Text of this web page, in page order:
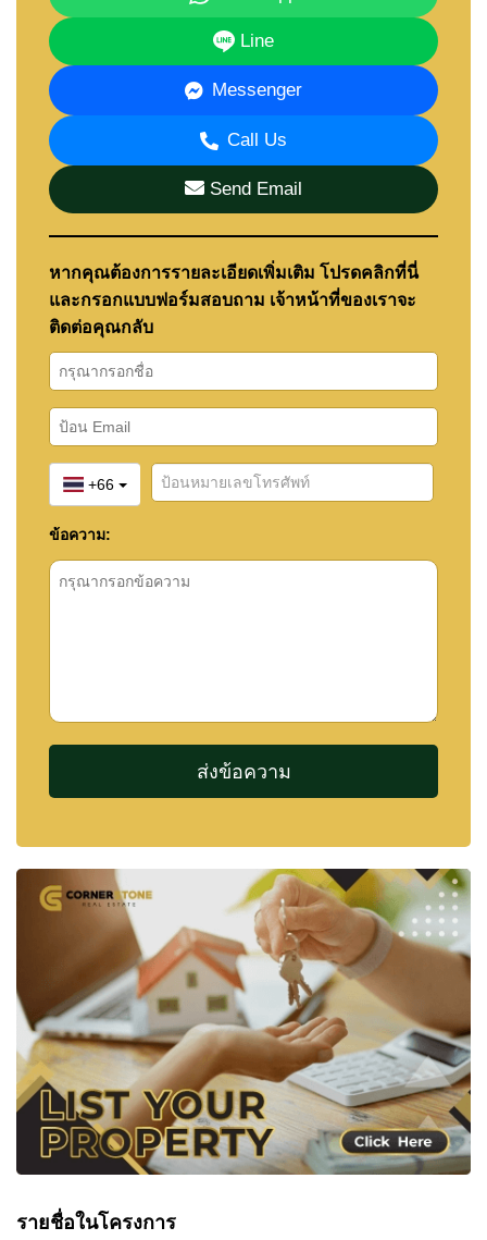
• ถนนสุขุมวิท
• Mini Siam
• พัทยากลาง (5–10 นาที)
โรงเรียนใกล้เคียง:
• Pattaya International School
• โรงเรียนอักษรพัทยา
• Regent’s International School
• IPC Green
🏢 สิ่งอำนวยความสะดวก
สระว่ายน้ำอินฟินิตี้บนดาดฟ้า
โซนจากุซซี่และซันเดค
ฟิตเนสพร้อมวิวพาโนรามา
ระบบรักษาความปลอดภัย 24 ชม.
คีย์การ์ดเข้า–ออก
ล็อบบี้และพื้นที่ต้อนรับ
📘 ข้อมูลโครงการ
Pattaya Posh เป็นคอนโดไฮไรส์ที่มอบทั้งความ
สะดวกสบาย การเดินทางง่าย และสิ่งอำนวยความ
ข้อมูลสำคัญ:
ประเภท:คอนโดมิเนียมไฮไรส์
จำนวนชั้น:35 ชั้น
จำนวนยูนิต:439 ยูนิต
สร้างเสร็จ:2016
ที่จอดรถ:อาคารจอดรถ 6 ชั้น
สิ่งอำนวยความสะดวก:สระดาดฟ้า จากุซซี่ ซันเดค
ฟิตเนสวิวเมือง–ทะเล
ทำเล:ถนนพัทยาเหนือ
Line
Messenger
Call Us
Send Email
หากคุณต้องการรายละเอียดเพิ่มเติม โปรดคลิกที่นี่
และกรอกแบบฟอร์มสอบถาม เจ้าหน้าที่ของเราจะ
ติดต่อคุณกลับ
+66
ข้อความ:
รายชื่อในโครงการ